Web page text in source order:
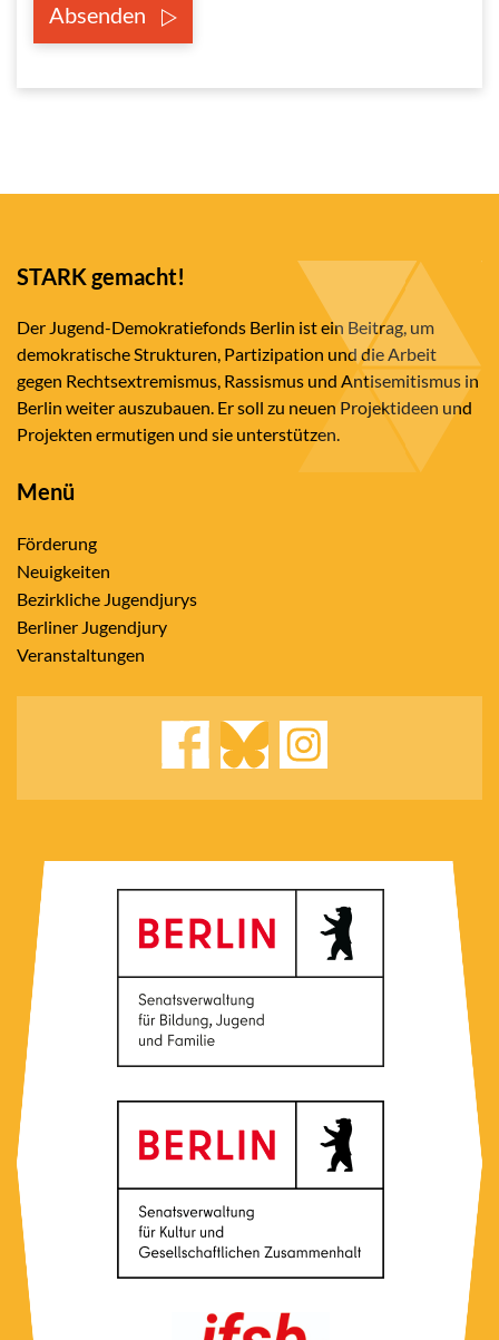
Absenden
STARK gemacht!
Der Jugend-Demokratiefonds Berlin ist ein Beitrag, um
demokratische Strukturen, Partizipation und die Arbeit
gegen Rechtsextremismus, Rassismus und Antisemitismus in
Berlin weiter auszubauen. Er soll zu neuen Projektideen und
Projekten ermutigen und sie unterstützen.
Menü
Förderung
Neuigkeiten
Bezirkliche Jugendjurys
Berliner Jugendjury
Veranstaltungen